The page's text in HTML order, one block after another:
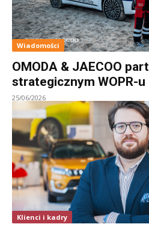
Wiadomości
OMODA & JAECOO
strategicznym WOPR-u
25/06/2026
Klienci i kadry